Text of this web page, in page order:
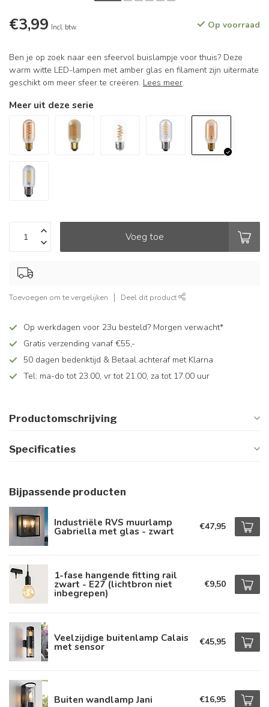
€3,99 Incl. btw Op voorraad
Ben je op zoek naar een sfeervol buislampje voor thuis? Deze
warm witte LED-lampen met amber glas en filament zijn uitermate
geschikt om meer sfeer te creëren. Lees meer.
Meer uit deze serie
Voeg toe
Toevoegen om te vergelijken Deel dit product
Op werkdagen voor 23u besteld? Morgen verwacht*
Gratis verzending vanaf €55,-
50 dagen bedenktijd & Betaal achteraf met Klarna
Tel: ma-do tot 23.00, vr tot 21.00, za tot 17.00 uur
Productomschrijving
Specificaties
Bijpassende producten
Industriële RVS muurlamp
Gabriella met glas - zwart €47,95
1-fase hangende fitting rail
zwart - E27 (lichtbron niet
inbegrepen)
€9,50
Veelzijdige buitenlamp Calais
met sensor €45,95
Buiten wandlamp Jani €16,95